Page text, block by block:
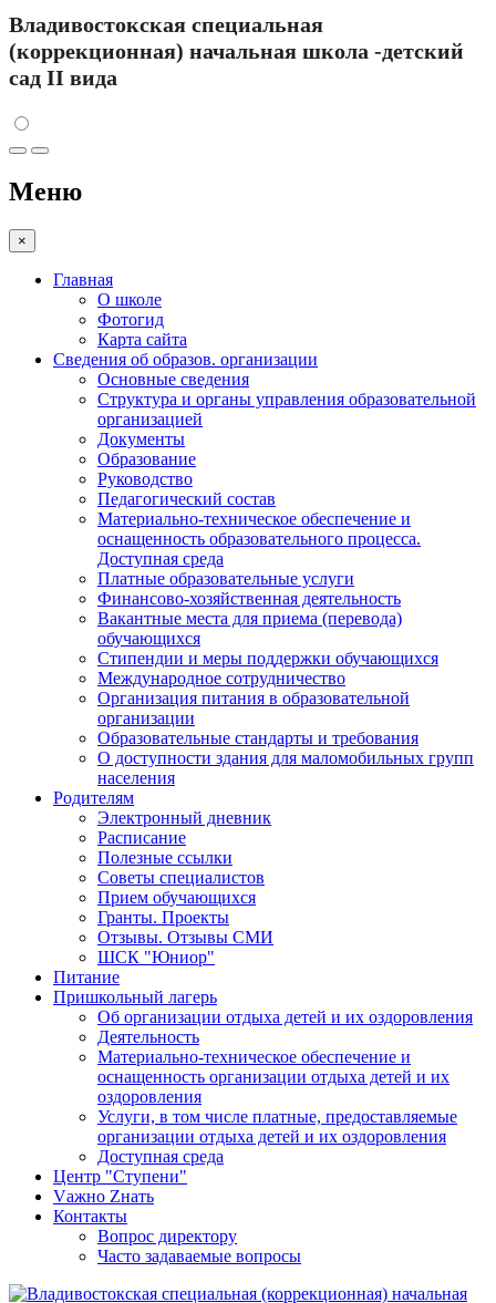
Владивостокская специальная
(коррекционная) начальная школа -детский
сад II вида
Меню
×
Главная
О школе
Фотогид
Карта сайта
Сведения об образов. организации
Основные сведения
Структура и органы управления образовательной
организацией
Документы
Образование
Руководство
Педагогический состав
Материально-техническое обеспечение и
оснащенность образовательного процесса.
Доступная среда
Платные образовательные услуги
Финансово-хозяйственная деятельность
Вакантные места для приема (перевода)
обучающихся
Стипендии и меры поддержки обучающихся
Международное сотрудничество
Организация питания в образовательной
организации
Образовательные стандарты и требования
О доступности здания для маломобильных групп
населения
Родителям
Электронный дневник
Расписание
Полезные ссылки
Советы специалистов
Прием обучающихся
Гранты. Проекты
Отзывы. Отзывы СМИ
ШСК "Юниор"
Питание
Пришкольный лагерь
Об организации отдыха детей и их оздоровления
Деятельность
Материально-техническое обеспечение и
оснащенность организации отдыха детей и их
оздоровления
Услуги, в том числе платные, предоставляемые
организации отдыха детей и их оздоровления
Доступная среда
Центр "Ступени"
Vажно Zнать
Контакты
Вопрос директору
Часто задаваемые вопросы